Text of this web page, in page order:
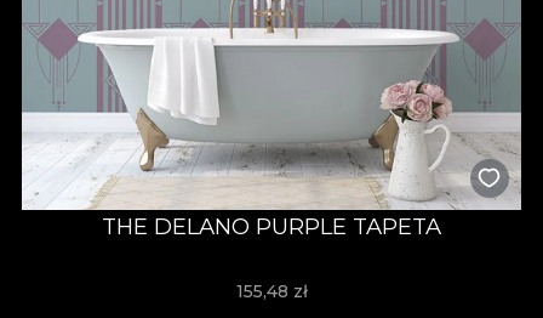
THE DELANO PURPLE TAPETA
155,48 zł